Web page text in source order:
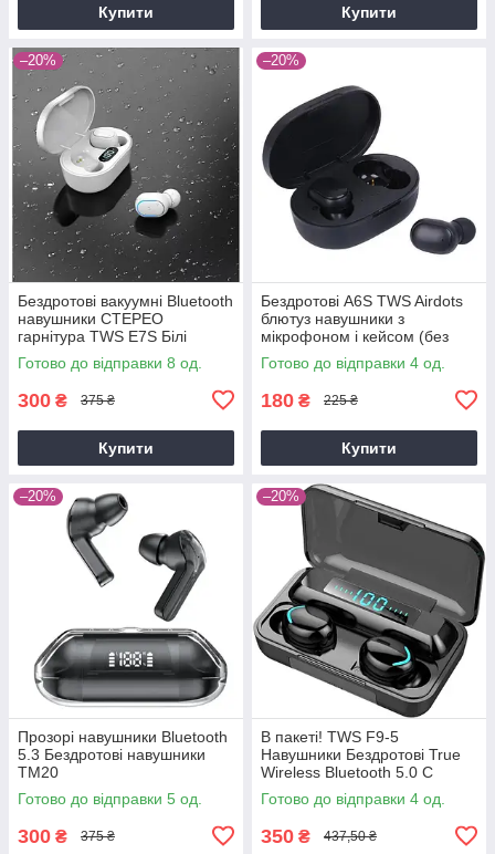
Купити Купити
–20%
Бездротові вакуумні Bluetooth
навушники СТЕРЕО
гарнітура TWS E7S Білі
Готово до відправки 8 од.
300 ₴ 375 ₴
Купити
–20%
Бездротові A6S TWS Airdots
блютуз навушники з
мікрофоном і кейсом (без
упаковки)
Готово до відправки 4 од.
180 ₴ 225 ₴
Купити
–20%
Прозорі навушники Bluetooth
5.3 Бездротові навушники
TM20
Готово до відправки 5 од.
300 ₴ 375 ₴
–20%
В пакеті! TWS F9-5
Навушники Бездротові True
Wireless Bluetooth 5.0 C
Павер Банком
Готово до відправки 4 од.
350 ₴ 437,50 ₴